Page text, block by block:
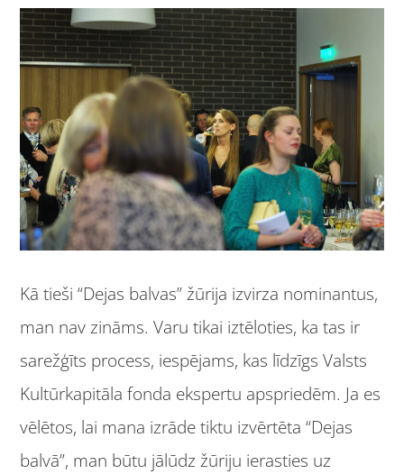
Kā tieši “Dejas balvas” žūrija izvirza nominantus,
man nav zināms. Varu tikai iztēloties, ka tas ir
sarežģīts process, iespējams, kas līdzīgs Valsts
Kultūrkapitāla fonda ekspertu apspriedēm. Ja es
vēlētos, lai mana izrāde tiktu izvērtēta “Dejas
balvā”, man būtu jālūdz žūriju ierasties uz